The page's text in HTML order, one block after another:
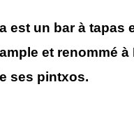
est un bar à
et renommé
ses pintxos.